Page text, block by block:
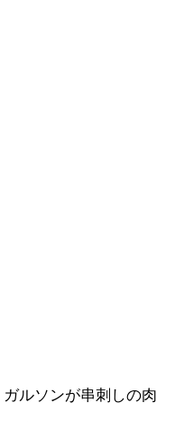
ルソンが串刺しの肉